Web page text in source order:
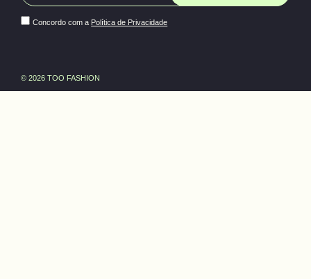
Concordo com a Política de Privacidade
© 2026 TOO FASHION